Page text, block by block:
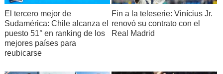
El tercero mejor de
Sudamérica: Chile alcanza el
puesto 51° en ranking de los
mejores países para
reubicarse
Fin a la teleserie: Vinícius Jr.
renovó su contrato con el
Real Madrid